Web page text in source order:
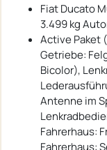
Fiat Ducato
3.499 kg
Active Paket
Getriebe:
Bicolor),
Antenne im
Fahrerhaus:
Fahrerhaus: